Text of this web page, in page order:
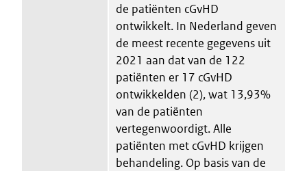
de patiënten cGvHD
ontwikkelt. In Nederland geven
de meest recente gegevens uit
2021 aan dat van de 122
patiënten er 17 cGvHD
ontwikkelden (2), wat 13,93%
van de patiënten
vertegenwoordigt. Alle
patiënten met cGvHD krijgen
behandeling. Op basis van de